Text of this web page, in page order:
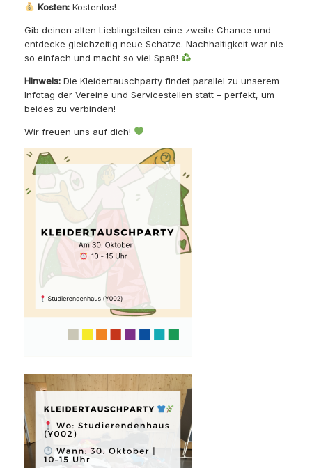
Kosten:Kostenlos!
Gib deinen alten Lieblingsteilen eine zweite Chance und
entdecke gleichzeitig neue Schätze. Nachhaltigkeit war nie
so einfach und macht so viel Spaß!
Hinweis: Die Kleidertauschparty findet parallel zu unserem
Infotag der Vereine und Servicestellen statt – perfekt, um
beides zu verbinden!
Wir freuen uns auf dich!